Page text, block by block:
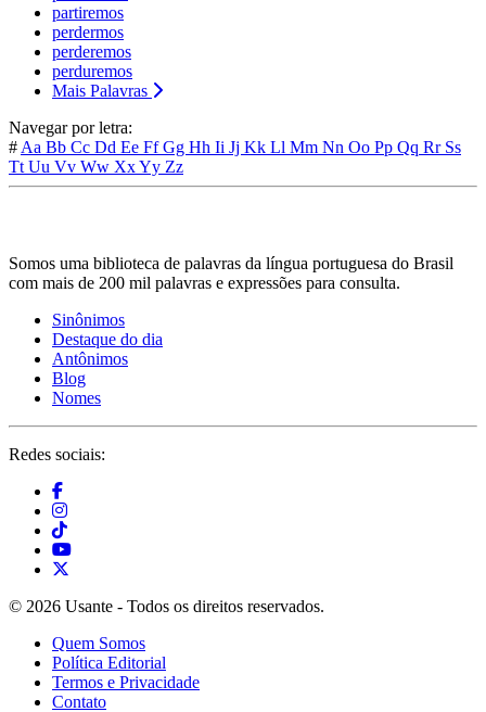
partiremos
perdermos
perderemos
perduremos
Mais Palavras
Navegar por letra:
# Aa Bb Cc Dd Ee FfGg Hh Ii Jj Kk Ll Mm Nn Oo Pp Qq Rr Ss
Tt Uu Vv Ww XxYy Zz
Somos uma biblioteca de palavras da língua portuguesa do Brasil
com mais de 200 mil palavras e expressões para consulta.
Sinônimos
Destaque do dia
Antônimos
Blog
Nomes
Redes sociais:
© 2026 Usante - Todos os direitos reservados.
Quem Somos
Política Editorial
Termos e Privacidade
Contato